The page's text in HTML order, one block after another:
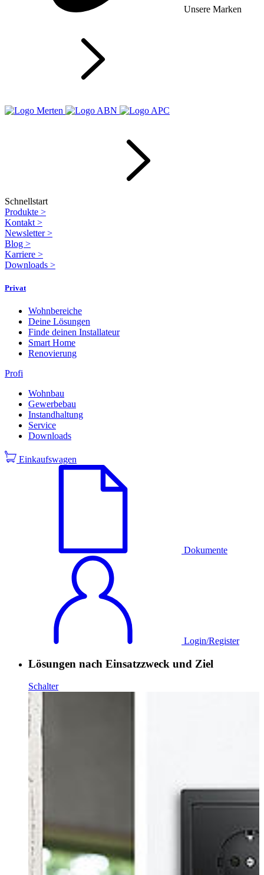
Unsere Marken
Schnellstart
Produkte >
Kontakt >
Newsletter>
Blog >
Karriere >
Downloads >
Privat
Wohnbereiche
Deine Lösungen
Finde deinen Installateur
Smart Home
Renovierung
Profi
Wohnbau
Gewerbebau
Instandhaltung
Service
Downloads
Einkaufswagen
Dokumente
Login/Register
Lösungen nach Einsatzzweck und Ziel
Schalter